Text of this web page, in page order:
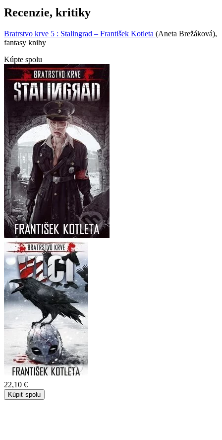
Recenzie, kritiky
Bratrstvo krve 5 : Stalingrad – František Kotleta (Aneta Brežáková),
fantasy knihy
Kúpte spolu
22,10 €
Kúpiť spolu